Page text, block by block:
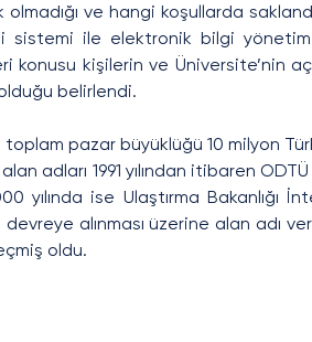
olmadığı ve hangi koşullarda
sistemi ile elektronik bilgi
konusu kişilerin ve Üniversite’nin
olduğu belirlendi.
pazar büyüklüğü 10 milyon Türk
adları 1991 yılından itibaren
yılında ise Ulaştırma Bakanlığı
devreye alınması üzerine alan adı
oldu.